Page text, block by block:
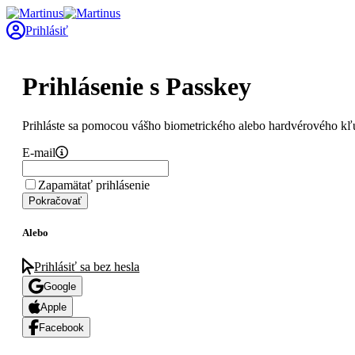
Prihlásiť
Prihlásenie s Passkey
Prihláste sa pomocou vášho biometrického alebo hardvérového
E-mail
Zapamätať prihlásenie
Pokračovať
Alebo
Prihlásiť sa bez hesla
Google
Apple
Facebook